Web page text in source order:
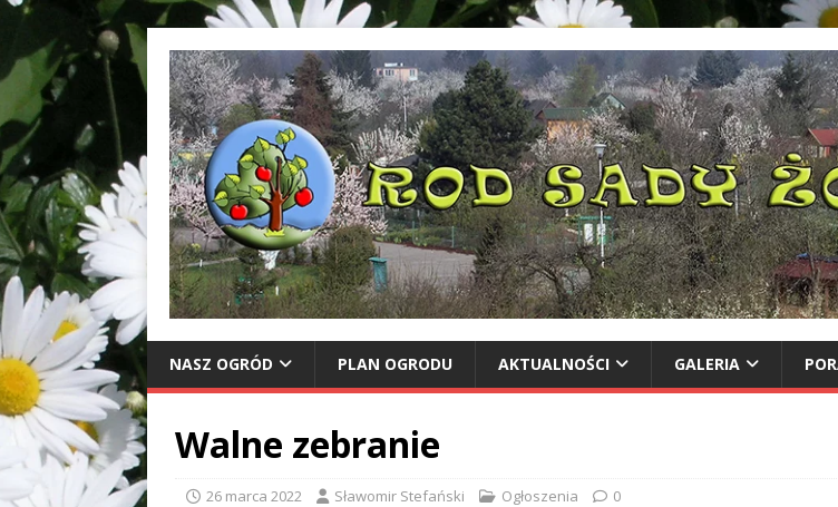
NASZ OGRÓD PLAN OGRODU AKTUALNOŚCI GALERIA
Walne zebranie
26 marca 2022 Sławomir Stefański Ogłoszenia 0